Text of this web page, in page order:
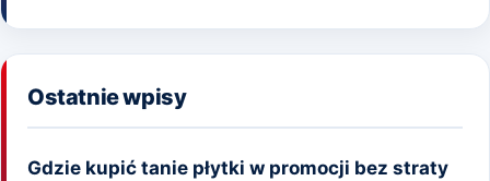
Ostatnie wpisy
Gdzie kupić tanie płytki w promocji bez straty